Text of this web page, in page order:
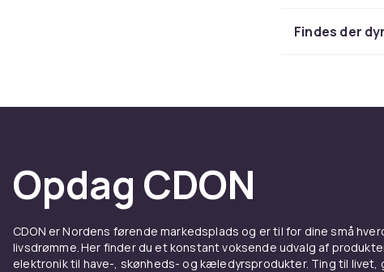
Findes der
Opdag CDON
CDON er Nordens førende markedsplads og er til for dine små
livsdrømme. Her finder du et konstant voksende udvalg af
elektronik til have-, skønheds- og kæledyrsprodukter. Ting til livet,